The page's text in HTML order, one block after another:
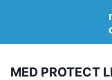
MED PROTECT